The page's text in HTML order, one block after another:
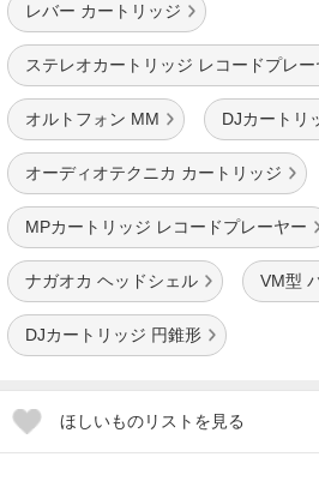
レバー カートリッジ
ステレオカートリッジ レコードプレー
オルトフォン MM DJカートリ
オーディオテクニカ カートリッジ
MPカートリッジ レコードプレーヤー
ナガオカ ヘッドシェル VM型
DJカートリッジ 円錐形
ほしいものリストを見る